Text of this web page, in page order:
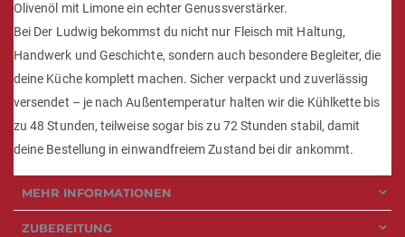
Olivenöl mit Limone ein echter Genussverstärker.
Bei Der Ludwig bekommst du nicht nur Fleisch mit Haltung,
Handwerk und Geschichte, sondern auch besondere Begleiter, die
deine Küche komplett machen. Sicher verpackt und zuverlässig
versendet – je nach Außentemperatur halten wir die Kühlkette bis
zu 48 Stunden, teilweise sogar bis zu 72 Stunden stabil, damit
deine Bestellung in einwandfreiem Zustand bei dir ankommt.
MEHR INFORMATIONEN
ZUBEREITUNG